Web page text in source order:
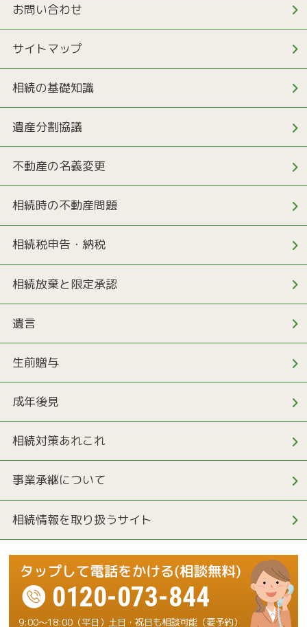
お問い合わせ
サイトマップ
相続の基礎知識
遺産分割協議
不動産の名義変更
相続時の不動産問題
相続税申告・納税
相続放棄と限定承認
遺言
生前贈与
成年後見
相続対策あれこれ
事業承継について
相続情報を取り扱うサイト
0120-073-844
9:00～18:00（平日）土日・祝日も相談可能（要予約）